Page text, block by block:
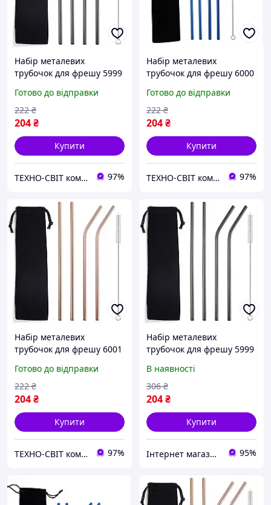
Набір металевих
трубочок для фрешу 5999
Готово до відправки
204₴
222 ₴
Купити
ТЕХНО-СВІТ компьютерна техніка, мобільні аксесуари, електронна техніка та багато іншого. 97%
Набір металевих
трубочок для фрешу 6000
Готово до відправки
204₴
222 ₴
Купити
ТЕХНО-СВІТ компьютерна техніка, мобільні аксесуари, електронна техніка та багато іншого. 97%
Набір металевих
трубочок для фрешу 6001
Готово до відправки
204₴
222 ₴
Купити
ТЕХНО-СВІТ компьютерна техніка, мобільні аксесуари, електронна техніка та багато іншого. 97%
Набір металевих
трубочок для фрешу 5999
Відмінна якість
В наявності
204₴
306 ₴
Купити
Інтернет магазин ЕЙФОРІЯ 95%